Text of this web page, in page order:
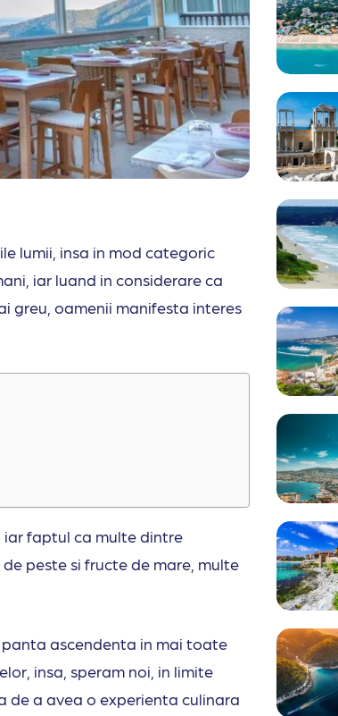
lumii, insa in mod categoric
iar luand in considerare ca
greu, oamenii manifesta interes
faptul ca multe dintre
peste si fructe de mare, multe
panta ascendenta in mai toate
insa, speram noi, in limite
de a avea o experienta culinara